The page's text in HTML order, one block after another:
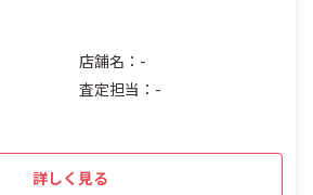
店舗名：-
査定担当：-
詳しく見る